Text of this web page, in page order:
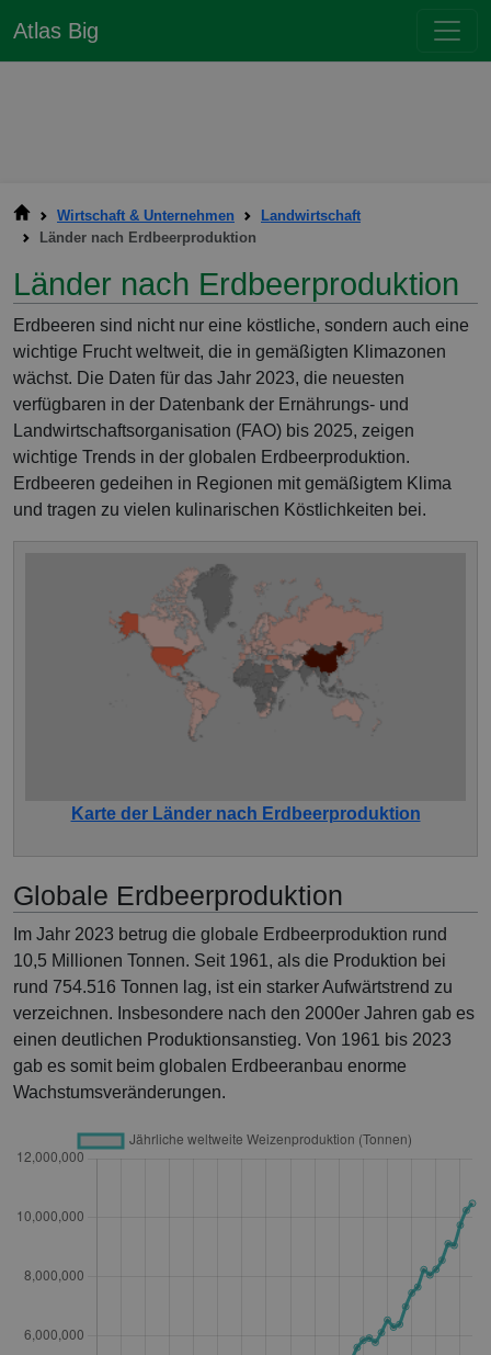
Atlas Big
Wirtschaft & Unternehmen
Landwirtschaft
Länder nach Erdbeerproduktion
Länder nach Erdbeerproduktion
Erdbeeren sind nicht nur eine köstliche, sondern auch eine
wichtige Frucht weltweit, die in gemäßigten Klimazonen
wächst. Die Daten für das Jahr 2023, die neuesten
verfügbaren in der Datenbank der Ernährungs- und
Landwirtschaftsorganisation (FAO) bis 2025, zeigen
wichtige Trends in der globalen Erdbeerproduktion.
Erdbeeren gedeihen in Regionen mit gemäßigtem Klima
und tragen zu vielen kulinarischen Köstlichkeiten bei.
Karte der Länder nach Erdbeerproduktion
Globale Erdbeerproduktion
Im Jahr 2023 betrug die globale Erdbeerproduktion rund
10,5 Millionen Tonnen. Seit 1961, als die Produktion bei
rund 754.516 Tonnen lag, ist ein starker Aufwärtstrend zu
verzeichnen. Insbesondere nach den 2000er Jahren gab es
einen deutlichen Produktionsanstieg. Von 1961 bis 2023
gab es somit beim globalen Erdbeeranbau enorme
Wachstumsveränderungen.